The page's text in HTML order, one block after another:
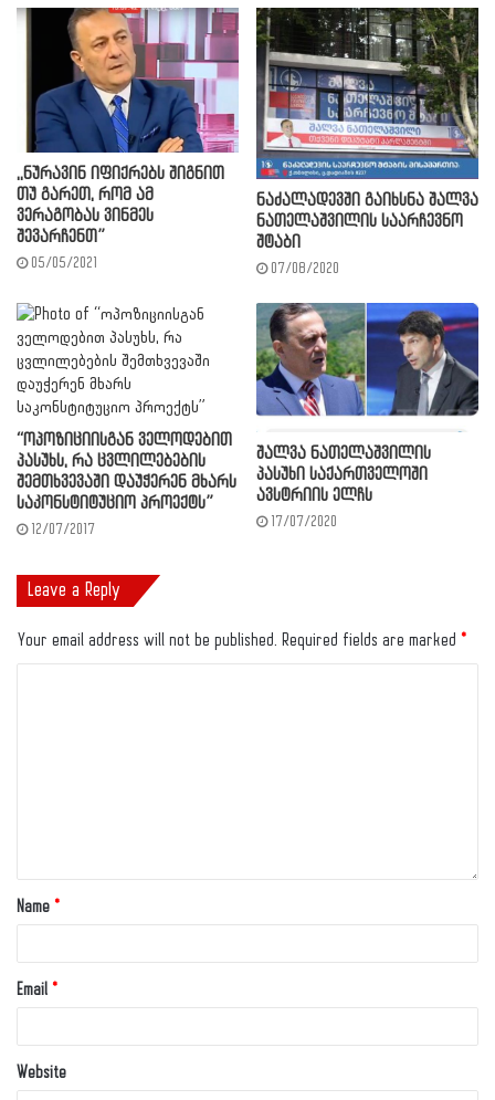
,,ნურავინ იფიქრებს შიგნით
თუ გარეთ, რომ ამ
ვერაგობას ვინმეს
შევარჩენთ”
05/05/2021
ნაძალადევში გაიხსნა შალვა
ნათელაშვილის საარჩევნო
შტაბი
07/08/2020
“ოპოზიციისგან ველოდებით
პასუხს, რა ცვლილებების
შემთხვევაში დაუჭერენ მხარს
საკონსტიტუციო პროექტს”
12/07/2017
შალვა ნათელაშვილის
პასუხი საქართველოში
ავსტრიის ელჩს
17/07/2020
Leave a Reply
Your email address will not be published. Required fields are marked *
Name *
Email *
Website